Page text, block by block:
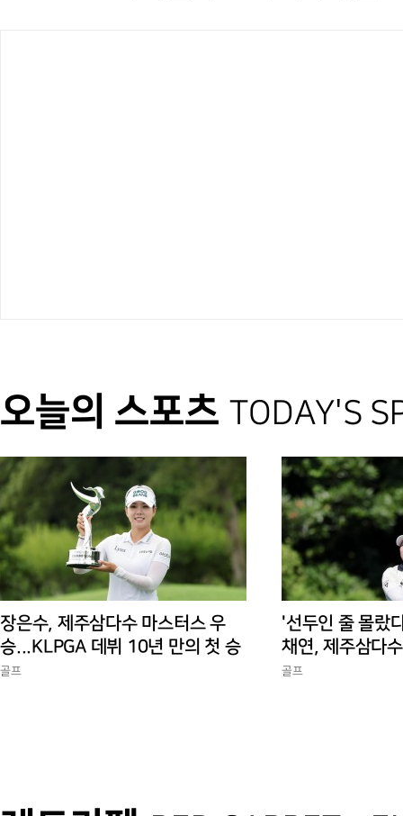
오늘의 스포츠 TODAY'S
장은수, 제주삼다수 마스터스 우
승...KLPGA 데뷔 10년 만의 첫 승
골프
'선두인 줄 몰랐
채연, 제주삼다
독 선두
골프